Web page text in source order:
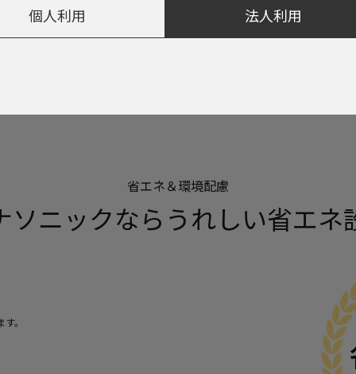
個人利用 法人利用
省エネ＆環境配慮
ソニックならうれしい省エネ
。